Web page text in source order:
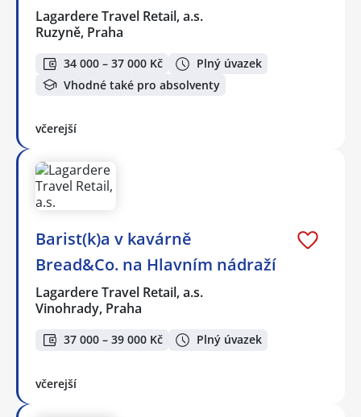
Lagardere Travel Retail, a.s.
Ruzyně, Praha
34 000 – 37 000 Kč
Plný úvazek
Vhodné také pro absolventy
včerejší
Barist(k)a v kavárně
Bread&Co. na Hlavním nádraží
Lagardere Travel Retail, a.s.
Vinohrady, Praha
37 000 – 39 000 Kč Plný úvazek
včerejší